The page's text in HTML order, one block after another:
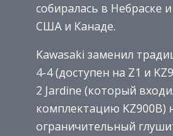
собиралась в Небраске
США и Канаде.
Kawasaki заменил
4-4 (доступен на Z1 и
2 Jardine (который
комплектацию KZ900B)
ограничительный